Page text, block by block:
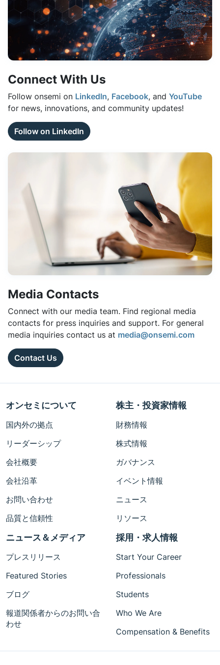
Connect With Us
Follow onsemi on LinkedIn, Facebook, and YouTube
for news, innovations, and community updates!
Follow on LinkedIn
Media Contacts
Connect with our media team. Find regional media
contacts for press inquiries and support. For general
media inquiries contact us at media@onsemi.com
Contact Us
オンセミについて
国内外の拠点
リーダーシップ
会社概要
会社沿革
お問い合わせ
品質と信頼性
株主・投資家情報
財務情報
株式情報
ガバナンス
イベント情報
ニュース
リソース
ニュース＆メディア
プレスリリース
Featured Stories
ブログ
報道関係者からのお問い合
わせ
採用・求人情報
Start Your Career
Professionals
Students
Who We Are
Compensation & Benefits